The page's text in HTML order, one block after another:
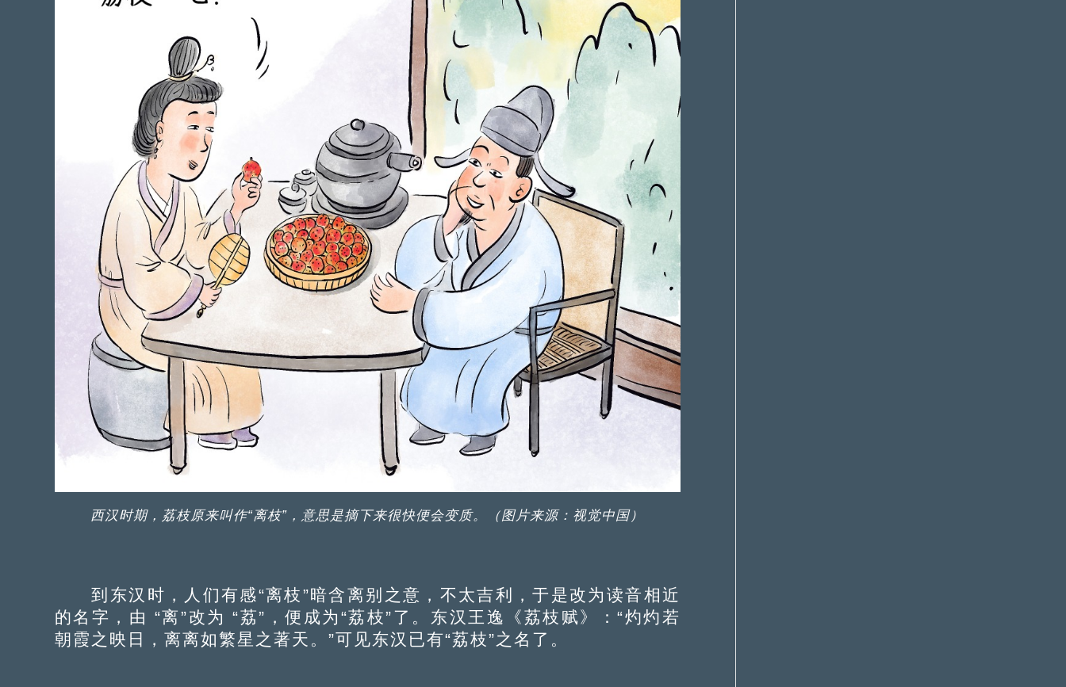
西汉时期，荔枝原来叫作“离枝”，意思是摘下来很快便会变质。（图片来源：视觉中国）
到东汉时，人们有感“离枝”暗含离别之意，不太吉利，于是改为读音相近
的名字，由 “离”改为 “荔”，便成为“荔枝”了。东汉王逸《荔枝赋》：“灼灼若
朝霞之映日，离离如繁星之著天。”可见东汉已有“荔枝”之名了。